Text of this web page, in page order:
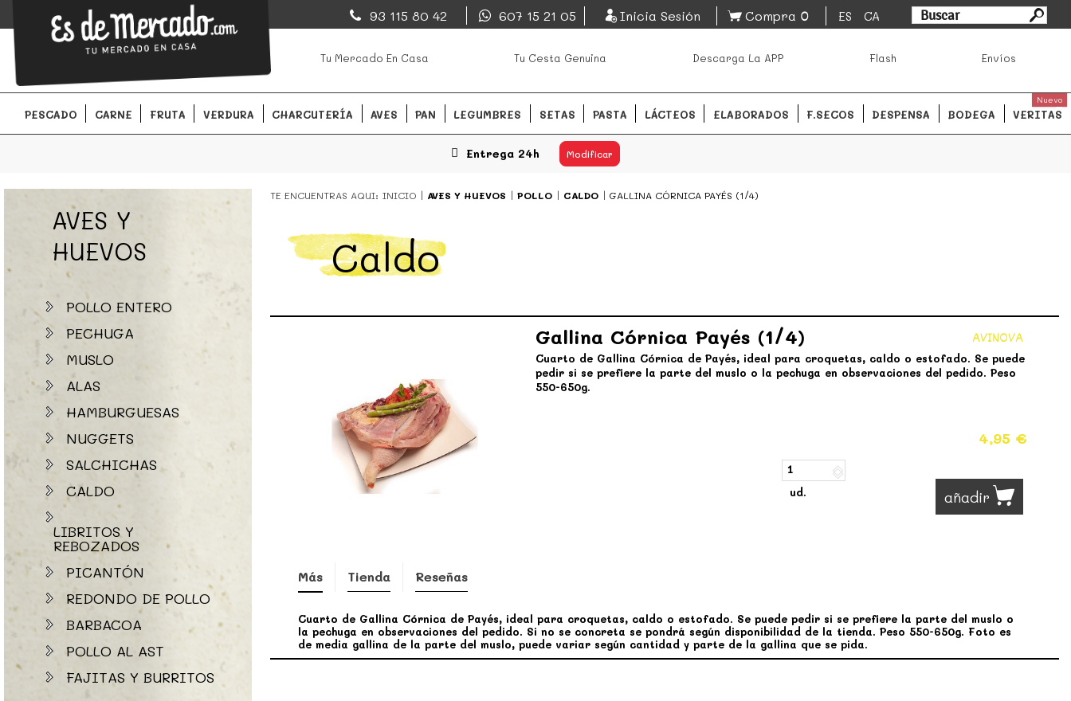
EsDeMercado.com
EsDeMercado.comte lleva a casa los mejores productos de los mejores mercados de
Barcelona y de productores locales.
EsDeMercado.com
Barcelona y de productores locales.
93 115 80 42 607 15 21 05 Inicia Sesión Compra 0 ES CA
Tu Mercado En Casa Tu Cesta Genuina Descarga La APP Flash Envíos
PESCADO CARNE FRUTA VERDURA CHARCUTERÍA AVES PAN LEGUMBRES SETAS PASTA LÁCTEOS ELABORADOS F.SECOS DESPENSA BODEGA VERITAS
Nuevo
Entrega 24h Modificar
AVES Y
HUEVOS
POLLO ENTERO
PECHUGA
MUSLO
ALAS
HAMBURGUESAS
NUGGETS
SALCHICHAS
CALDO
LIBRITOS Y
REBOZADOS
PICANTÓN
REDONDO DE POLLO
BARBACOA
POLLO AL AST
FAJITAS Y BURRITOS
TE ENCUENTRAS AQUI: INICIO AVES Y HUEVOS POLLO CALDO GALLINA CÓRNICA PAYÉS (1/4)
Caldo
AVINOVA
Gallina Córnica Payés (1/4)
Cuarto de Gallina Córnica de Payés, ideal para croquetas, caldo o estofado. Se puede
pedir si se prefiere la parte del muslo o la pechuga en observaciones del pedido. Peso
550-650g.
4,95 €
ud. añadir
Más Tienda Reseñas
Cuarto de Gallina Córnica de Payés, ideal para croquetas, caldo o estofado. Se puede pedir si se prefiere la parte del muslo o
la pechuga en observaciones del pedido. Si no se concreta se pondrá según disponibilidad de la tienda. Peso 550-650g. Foto es
de media gallina de la parte del muslo, puede variar según cantidad y parte de la gallina que se pida.